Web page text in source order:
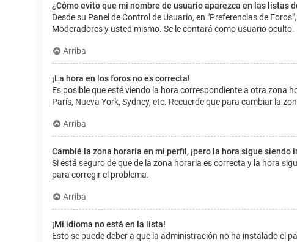
¿Cómo evito que mi nombre de usuario aparezca en las listas
Desde su Panel de Control de Usuario, en "Preferencias de
Moderadores y usted mismo. Se le contará como usuario oculto.
Arriba
¡La hora en los foros no es correcta!
Es posible que esté viendo la hora correspondiente a otra zona
París, Nueva York, Sydney, etc. Recuerde que para cambiar la
Arriba
Cambié la zona horaria en mi perfil, ¡pero la hora sigue siendo
Si está seguro de que de la zona horaria es correcta y la hora
para corregir el problema.
Arriba
¡Mi idioma no está en la lista!
Esto se puede deber a que la administración no ha instalado el